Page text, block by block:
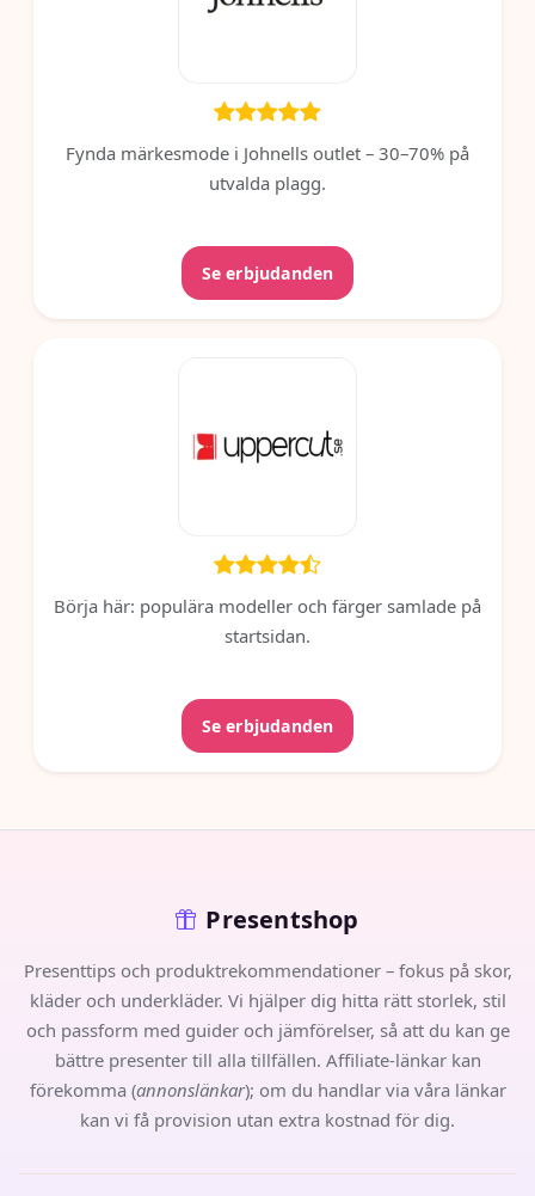
Fynda märkesmode i Johnells outlet – 30–70% på
utvalda plagg.
Se erbjudanden
Börja här: populära modeller och färger samlade på
startsidan.
Se erbjudanden
Presentshop
Presenttips och produktrekommendationer – fokus på skor,
kläder och underkläder. Vi hjälper dig hitta rätt storlek, stil
och passform med guider och jämförelser, så att du kan ge
bättre presenter till alla tillfällen. Affiliate-länkar kan
förekomma (annonslänkar); om du handlar via våra länkar
kan vi få provision utan extra kostnad för dig.